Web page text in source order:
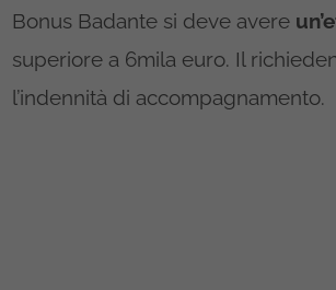
Bonus Badante si deve avere
superiore a 6mila euro. Il
l’indennità di accompagnamento.